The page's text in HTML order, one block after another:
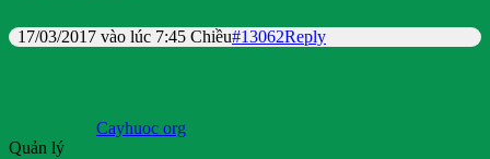
17/03/2017 vào lúc 7:45 Chiều#13062Reply
Cayhuoc org
Quản lý